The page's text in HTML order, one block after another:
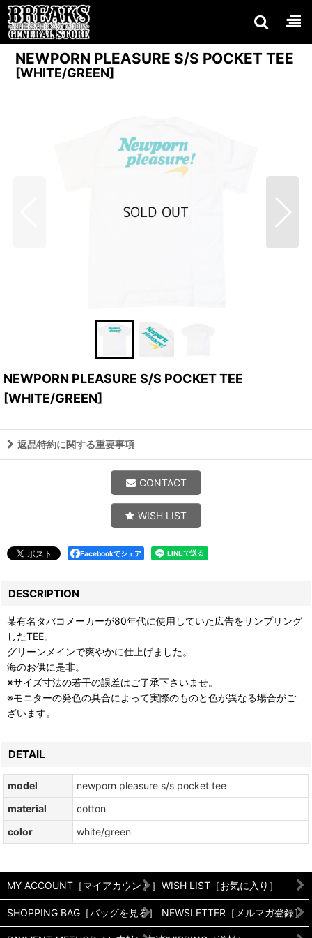
NEWPORN PLEASURE S/S POCKET TEE
[WHITE/GREEN]
NEWPORN PLEASURE S/S POCKET TEE
[WHITE/GREEN]
返品特約に関する重要事項
CONTACT
WISH LIST
Facebookでシェア
DESCRIPTION
某有名タバコメーカーが80年代に使用していた広告をサンプリング
したTEE。
グリーンメインで爽やかに仕上げました。
海のお供に是非。
※サイズ寸法の若干の誤差はご了承下さいませ。
※モニターの発色の具合によって実際のものと色が異なる場合がご
ざいます。
DETAIL
model
newporn pleasure s/s pocket tee
material
cotton
color
white/green
MY ACCOUNT［マイアカウント］ WISH LIST［お気に入り］
SHOPPING BAG［バッグを見る］ NEWSLETTER［メルマガ登録］